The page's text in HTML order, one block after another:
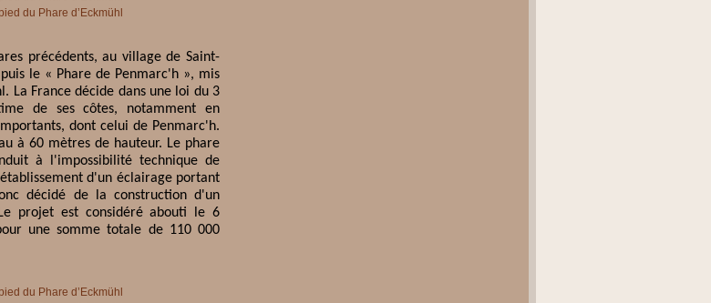
précédents, au village de Saint-
le « Phare de Penmarc'h », mis
La France décide dans une loi du 3
de ses côtes, notamment en
dont celui de Penmarc'h.
à 60 mètres de hauteur. Le phare
à l'impossibilité technique de
d'un éclairage portant
décidé de la construction d'un
projet est considéré abouti le 6
une somme totale de 110 000